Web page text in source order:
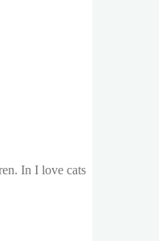
In I love cats